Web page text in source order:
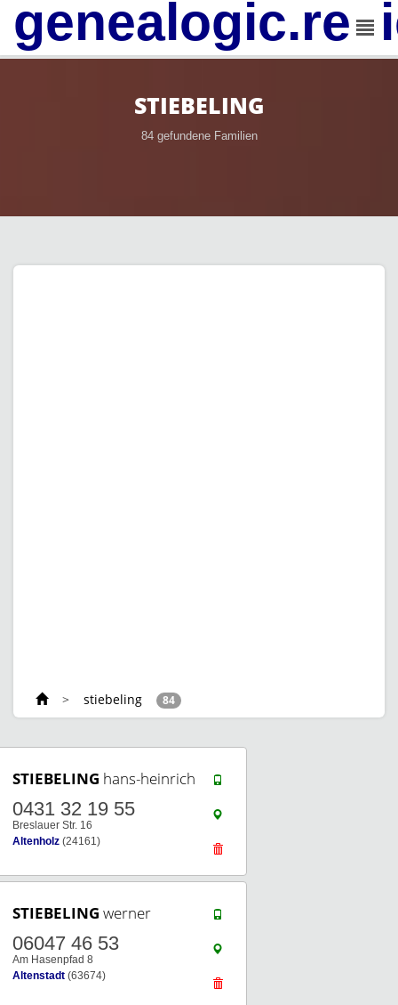
STIEBELING
84 gefundene Familien
> stiebeling 84
STIEBELING hans-heinrich
0431 32 19 55
Breslauer Str. 16
Altenholz (24161)
STIEBELING werner
06047 46 53
Am Hasenpfad 8
Altenstadt (63674)